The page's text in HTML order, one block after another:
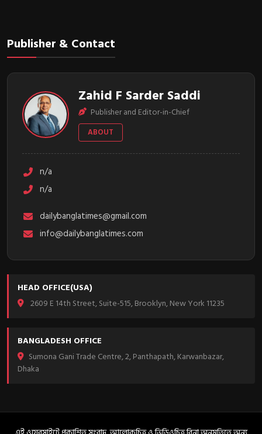
Publisher & Contact
Zahid F Sarder Saddi
Publisher and Editor-in-Chief
ABOUT
n/a
n/a
dailybanglatimes@gmail.com
info@dailybanglatimes.com
HEAD OFFICE(USA)
2609 E 14th Street, Suite-515, Brooklyn, New York 11235
BANGLADESH OFFICE
Sumona Gani Trade Centre, 2, Panthapath, Karwanbazar,
Dhaka